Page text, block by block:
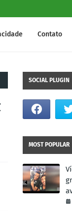
Contato
SOCIAL PLUGIN
MOST POPULAR